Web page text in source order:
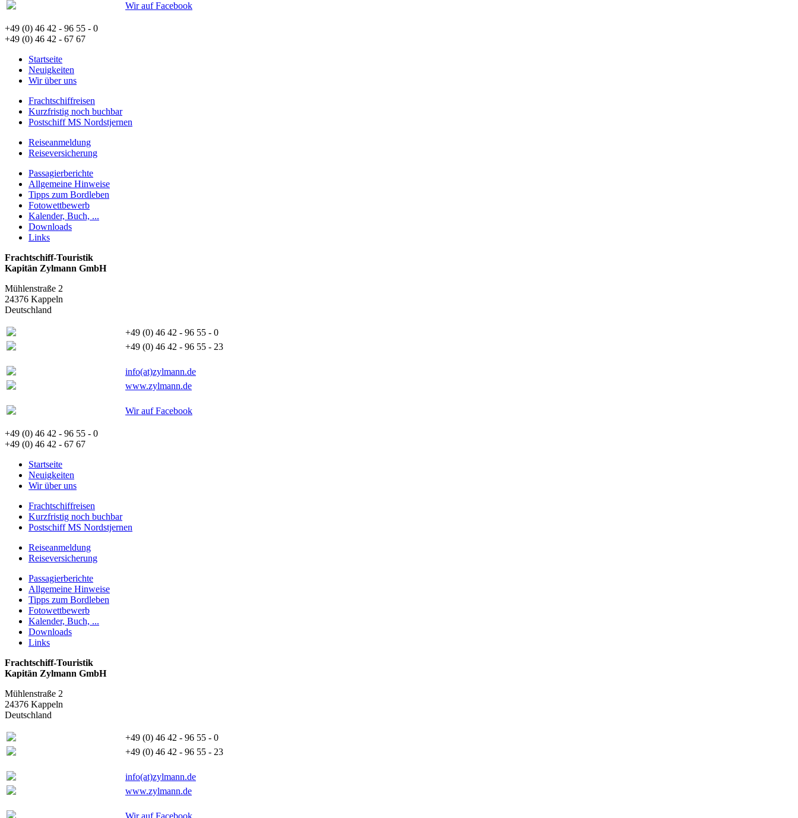
Wir auf Facebook
+49 (0) 46 42 - 96 55 - 0
+49 (0) 46 42 - 67 67
Startseite
Neuigkeiten
Wir über uns
Frachtschiffreisen
Kurzfristig noch buchbar
Postschiff MS Nordstjernen
Reiseanmeldung
Reiseversicherung
Passagierberichte
Allgemeine Hinweise
Tipps zum Bordleben
Fotowettbewerb
Kalender, Buch, ...
Downloads
Links
Frachtschiff-Touristik
Kapitän Zylmann GmbH
Mühlenstraße 2
24376 Kappeln
Deutschland
+49 (0) 46 42 - 96 55 - 0
+49 (0) 46 42 - 96 55 - 23
info(at)zylmann.de
www.zylmann.de
Wir auf Facebook
+49 (0) 46 42 - 96 55 - 0
+49 (0) 46 42 - 67 67
Startseite
Neuigkeiten
Wir über uns
Frachtschiffreisen
Kurzfristig noch buchbar
Postschiff MS Nordstjernen
Reiseanmeldung
Reiseversicherung
Passagierberichte
Allgemeine Hinweise
Tipps zum Bordleben
Fotowettbewerb
Kalender, Buch, ...
Downloads
Links
Frachtschiff-Touristik
Kapitän Zylmann GmbH
Mühlenstraße 2
24376 Kappeln
Deutschland
+49 (0) 46 42 - 96 55 - 0
+49 (0) 46 42 - 96 55 - 23
info(at)zylmann.de
www.zylmann.de
Wir auf Facebook